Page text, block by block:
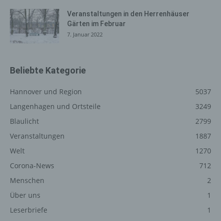
Veranstaltungen in den Herrenhäuser
Gärten im Februar
7. Januar 2022
Beliebte Kategorie
Hannover und Region
5037
Langenhagen und Ortsteile
3249
Blaulicht
2799
Veranstaltungen
1887
Welt
1270
Corona-News
712
Menschen
2
Über uns
1
Leserbriefe
1
Registrierung auf unserer
Internetseite
Die betroffene Person hat die Möglichkeit, sich auf der
unter Angabe von personenbezogenen Daten zu
an den für die Verarbeitung Verantwortlichen übermittelt
die für die Registrierung verwendet wird. Die von der
betroffenen Person eingegebenen personenbezogenen
Daten werden ausschließlich für die interne Verwendung
eigene Zwecke erhoben und gespeichert. Der für die
Verarbeitung Verantwortliche kann die Weitergabe an
einen oder mehrere Auftragsverarbeiter, beispielsweise
personenbezogenen Daten ebenfalls ausschließlich für
eine interne Verwendung, die dem für die Verarbeitung